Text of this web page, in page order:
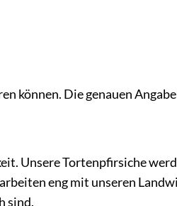
können. Die genauen
Unsere Tortenpfirsiche
eng mit unseren
sind.